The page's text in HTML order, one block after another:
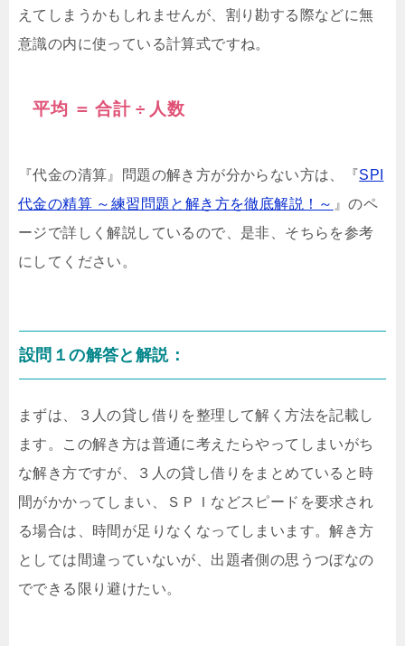
えてしまうかもしれませんが、割り勘する際などに無
意識の内に使っている計算式ですね。
平均 ＝ 合計 ÷ 人数
『代金の清算』問題の解き方が分からない方は、『SPI
代金の精算 ～練習問題と解き方を徹底解説！～ 』のペ
ージで詳しく解説しているので、是非、そちらを参考
にしてください。
設問１の解答と解説：
まずは、３人の貸し借りを整理して解く方法を記載し
ます。この解き方は普通に考えたらやってしまいがち
な解き方ですが、３人の貸し借りをまとめていると時
間がかかってしまい、ＳＰＩなどスピードを要求され
る場合は、時間が足りなくなってしまいます。解き方
としては間違っていないが、出題者側の思うつぼなの
でできる限り避けたい。